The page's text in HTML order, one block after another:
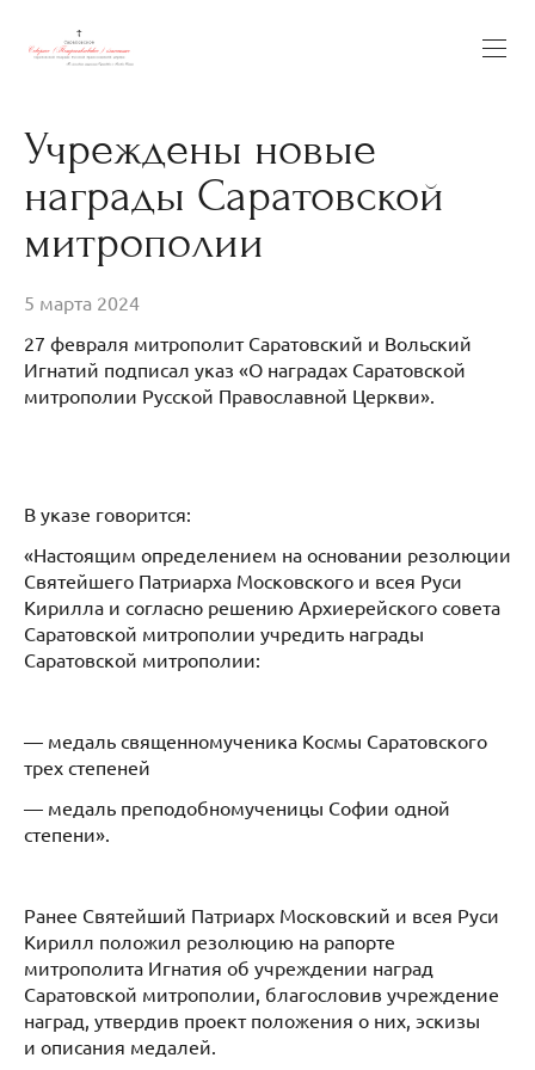
Учреждены новые
награды Саратовской
митрополии
5 марта 2024
27 февраля митрополит Саратовский и Вольский
Игнатий подписал указ «О наградах Саратовской
митрополии Русской Православной Церкви».
В указе говорится:
«Настоящим определением на основании резолюции
Святейшего Патриарха Московского и всея Руси
Кирилла и согласно решению Архиерейского совета
Саратовской митрополии учредить награды
Саратовской митрополии:
— медаль священномученика Космы Саратовского
трех степеней
— медаль преподобномученицы Софии одной
степени».
Ранее Святейший Патриарх Московский и всея Руси
Кирилл положил резолюцию на рапорте
митрополита Игнатия об учреждении наград
Саратовской митрополии, благословив учреждение
наград, утвердив проект положения о них, эскизы
и описания медалей.